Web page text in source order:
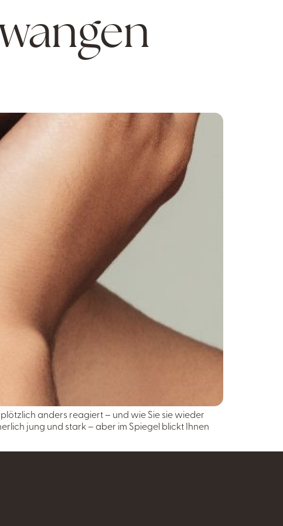
anders reagiert – und wie Sie sie wieder
jung und stark – aber im Spiegel blickt Ihnen